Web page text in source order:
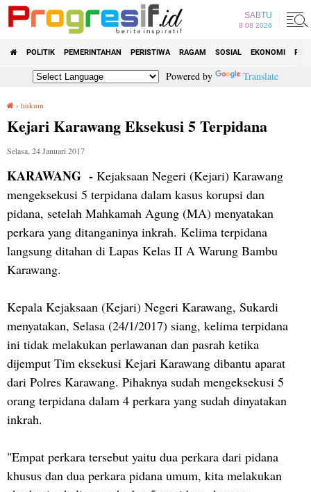
SABTU
8 08 2026
POLITIK PEMERINTAHAN PERISTIWA RAGAM SOSIAL EKONOMI
Powered by Translate
› hukum
Kejari Karawang Eksekusi 5 Terpidana
Selasa, 24 Januari 2017
KARAWANG - Kejaksaan Negeri (Kejari) Karawang
mengeksekusi 5 terpidana dalam kasus korupsi dan
pidana, setelah Mahkamah Agung (MA) menyatakan
perkara yang ditanganinya inkrah. Kelima terpidana
langsung ditahan di Lapas Kelas II A Warung Bambu
Karawang.
Kepala Kejaksaan (Kejari) Negeri Karawang, Sukardi
menyatakan, Selasa (24/1/2017) siang, kelima terpidana
ini tidak melakukan perlawanan dan pasrah ketika
dijemput Tim eksekusi Kejari Karawang dibantu aparat
dari Polres Karawang. Pihaknya sudah mengeksekusi 5
orang terpidana dalam 4 perkara yang sudah dinyatakan
inkrah.
"Empat perkara tersebut yaitu dua perkara dari pidana
khusus dan dua perkara pidana umum, kita melakukan